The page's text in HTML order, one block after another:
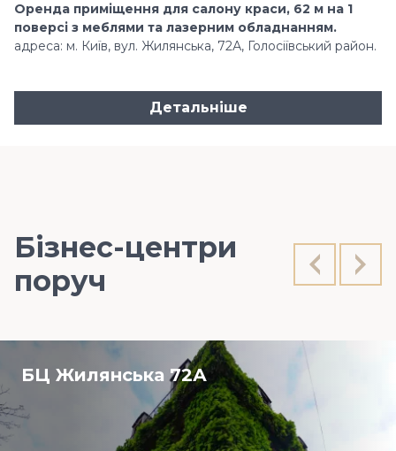
Оренда приміщення для салону краси, 62 м на 1
поверсі з меблями та лазерним обладнанням.
адреса: м. Київ, вул. Жилянська, 72А, Голосіївський район.
Детальніше
Бізнес-центри
поруч
БЦ Жилянська 72А